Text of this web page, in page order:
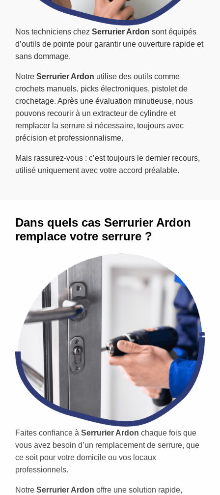
Nos techniciens chez Serrurier Ardon sont équipés
d’outils de pointe pour garantir une ouverture rapide et
sans dommage.
Notre Serrurier Ardon utilise des outils comme
crochets manuels, picks électroniques, pistolet de
crochetage. Après une évaluation minutieuse, nous
pouvons recourir à un extracteur de cylindre et
remplacer la serrure si nécessaire, toujours avec
précision et professionnalisme.
Mais rassurez-vous : c’est toujours le dernier recours,
utilisé uniquement avec votre accord préalable.
Dans quels cas Serrurier Ardon
remplace votre serrure ?
Faites confiance à Serrurier Ardon chaque fois que
vous avez besoin d’un remplacement de serrure, que
ce soit pour votre domicile ou vos locaux
professionnels.
Notre Serrurier Ardon offre une solution rapide,